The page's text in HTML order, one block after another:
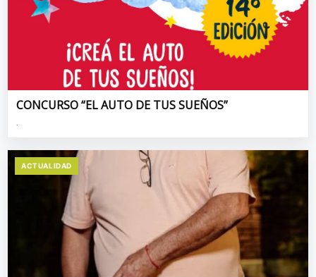
CONCURSO “EL AUTO DE TUS SUEÑOS”
.
ACTUALIDAD